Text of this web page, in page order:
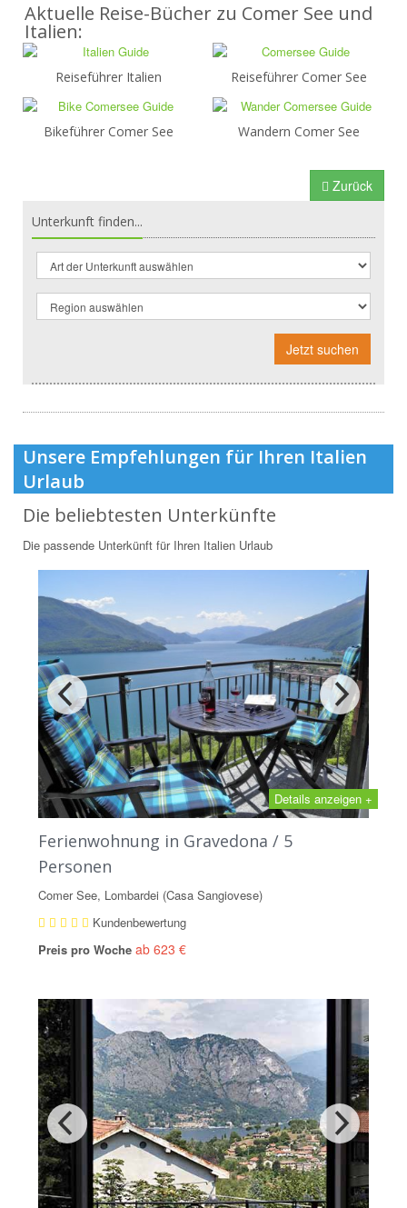
Aktuelle Reise-Bücher zu Comer See und
Italien:
Reiseführer Italien Reiseführer Comer See
Bikeführer Comer See Wandern Comer See
Zurück
Unterkunft finden...
Jetzt suchen
Unsere Empfehlungen für Ihren Italien
Urlaub
Die beliebtesten Unterkünfte
Die passende Unterkünft für Ihren Italien Urlaub
Details anzeigen +
Ferienwohnung in Gravedona / 5
Personen
Comer See, Lombardei (Casa Sangiovese)
Kundenbewertung
Preis pro Woche ab 623 €